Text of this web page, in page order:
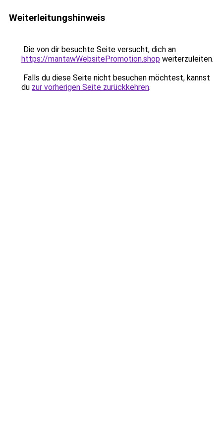
Weiterleitungshinweis
Die von dir besuchte Seite versucht, dich an
https://mantawWebsitePromotion.shop weiterzuleiten.
Falls du diese Seite nicht besuchen möchtest, kannst
du zur vorherigen Seite zurückkehren.